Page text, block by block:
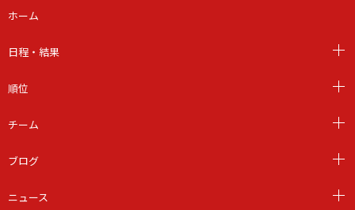
ホーム
日程・結果
順位
チーム
ブログ
ニュース